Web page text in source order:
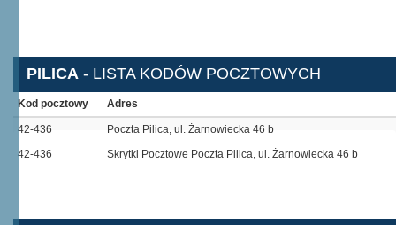
PILICA - LISTA KODÓW POCZTOWYCH
Kod pocztowy Adres
42-436
Poczta Pilica, ul. Żarnowiecka 46 b
42-436
Skrytki Pocztowe Poczta Pilica, ul. Żarnowiecka 46 b